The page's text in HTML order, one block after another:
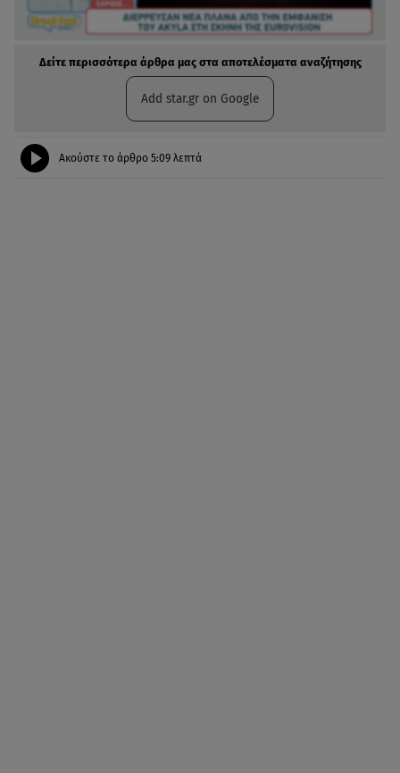
Δείτε περισσότερα άρθρα μας στα αποτελέσματα αναζήτησης
Add star.gr on Google
Ακούστε το άρθρο 5:09 λεπτά